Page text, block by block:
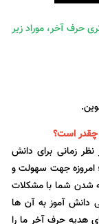
حرف آخر، موراد زیر
چقدر است؟
زمانی برای دانش
امروزه جهت سهولت و
شدن شما با مشکلات
دانش آموز به آن ها
هدیه حرف آخر ما را